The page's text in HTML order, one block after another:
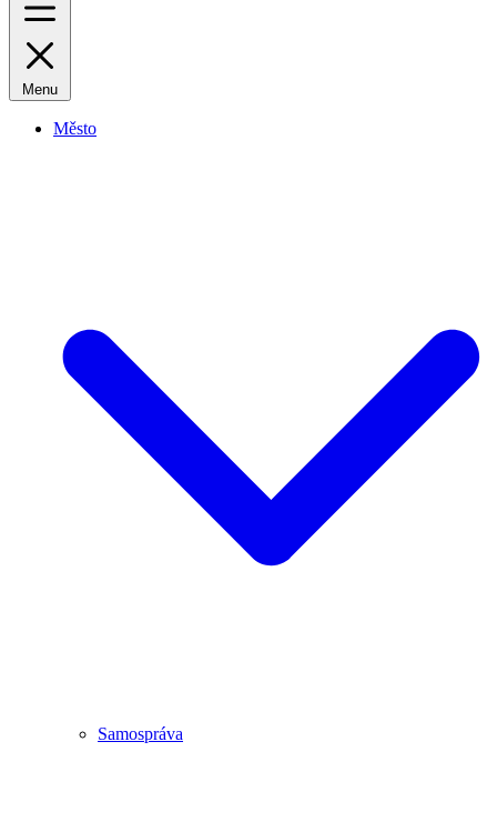
Menu
Město
Samospráva